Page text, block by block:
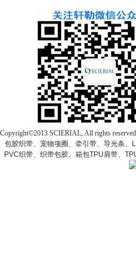
Copyright©2013 SCIERIAL, All rights
包胶织带、宠物项圈、牵引带、导光条
PVC织带、织带包胶、箱包TPU肩带、